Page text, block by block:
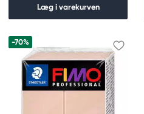
Læg i varekurven
-70%